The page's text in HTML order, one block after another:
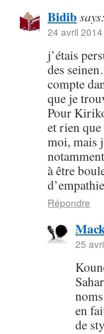
Bidibsays:
24 avril
j’étais
des
compte
que je
Pour
et rien
moi, mais
à être
Répondre
25
en
de